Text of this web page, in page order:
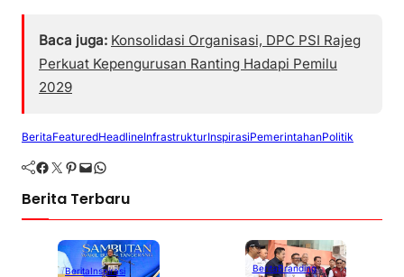
Baca juga: Konsolidasi Organisasi, DPC PSI Rajeg
Perkuat Kepengurusan Ranting Hadapi Pemilu
2029
BeritaFeaturedHeadlineInfrastrukturInspirasiPemerintahanPolitik
Facebook Twitter Pinterest Mail WhatsApp
Berita Terbaru
BeritaInspirasi
BeritaBranding